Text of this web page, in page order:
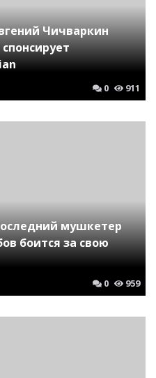
Чичваркин
0 911
мушкетер
боится за свою
0 959